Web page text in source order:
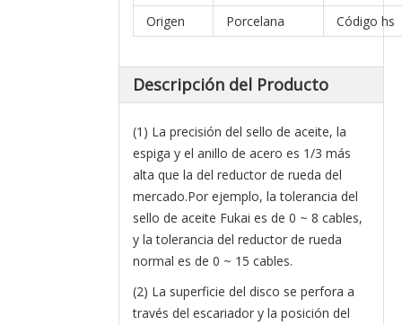
Origen Porcelana Código hs
Descripción del Producto
(1) La precisión del sello de aceite, la
espiga y el anillo de acero es 1/3 más
alta que la del reductor de rueda del
mercado.Por ejemplo, la tolerancia del
sello de aceite Fukai es de 0 ~ 8 cables,
y la tolerancia del reductor de rueda
normal es de 0 ~ 15 cables.
(2) La superficie del disco se perfora a
través del escariador y la posición del